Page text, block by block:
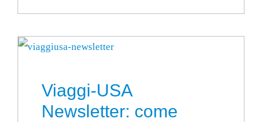
Viaggi-USA
Newsletter: come